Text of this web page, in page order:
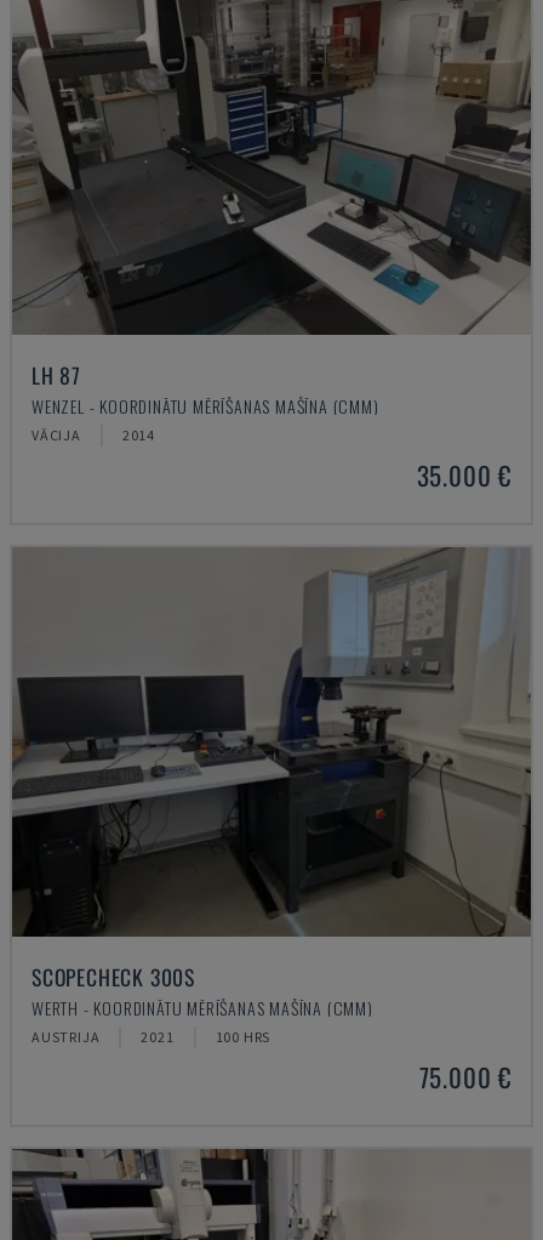
LH 87
WENZEL - KOORDINĀTU MĒRĪŠANAS MAŠĪNA (CMM)
VĀCIJA 2014
35.000 €
SCOPECHECK 300S
WERTH - KOORDINĀTU MĒRĪŠANAS MAŠĪNA (CMM)
AUSTRIJA 2021 100 HRS
75.000 €